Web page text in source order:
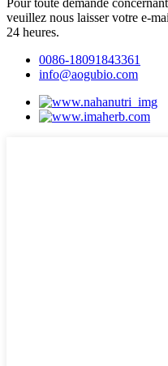
veuillez nous laisser votre e-
24 heures.
0086-18091843361
info@aogubio.com